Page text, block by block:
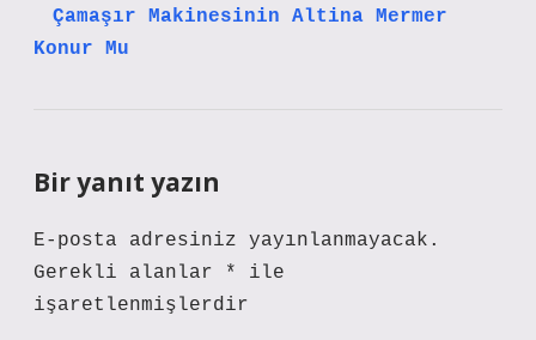
Çamaşır Makinesinin Altina Mermer
Konur Mu
Bir yanıt yazın
E-posta adresiniz yayınlanmayacak.
Gerekli alanlar
*
ile
işaretlenmişlerdir